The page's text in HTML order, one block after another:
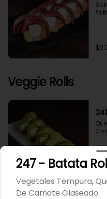
Veggie Rolls
247 - Batata
Vegetales Tempura,
De Camote Glaseado.